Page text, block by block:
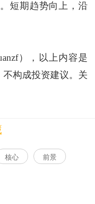
短期趋势向上，沿
），以上内容是
构成投资建议。关
核心 前景